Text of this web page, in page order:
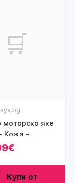
🛒
моторско яке
- Кожа -
Кафяв
Купи от